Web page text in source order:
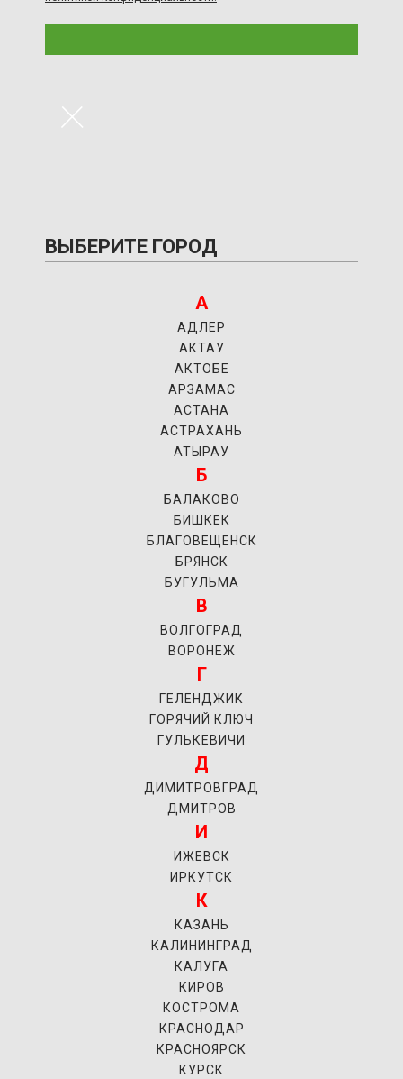
×
ВЫБЕРИТЕ ГОРОД
А
АДЛЕР
АКТАУ
АКТОБЕ
АРЗАМАС
АСТАНА
АСТРАХАНЬ
АТЫРАУ
Б
БАЛАКОВО
БИШКЕК
БЛАГОВЕЩЕНСК
БРЯНСК
БУГУЛЬМА
В
ВОЛГОГРАД
ВОРОНЕЖ
Г
ГЕЛЕНДЖИК
ГОРЯЧИЙ КЛЮЧ
ГУЛЬКЕВИЧИ
Д
ДИМИТРОВГРАД
ДМИТРОВ
И
ИЖЕВСК
ИРКУТСК
К
КАЗАНЬ
КАЛИНИНГРАД
КАЛУГА
КИРОВ
КОСТРОМА
КРАСНОДАР
КРАСНОЯРСК
КУРСК